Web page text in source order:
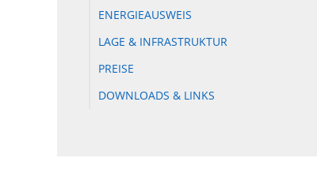
ENERGIEAUSWEIS
LAGE & INFRASTRUKTUR
PREISE
DOWNLOADS & LINKS